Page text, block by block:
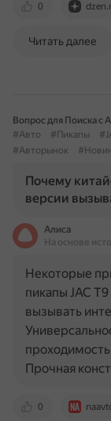
0
Читать далее
Вопрос для Поиска с
#Авто
#Пикапы
#Авторынок
Почему
версии
Алиса
На основе
0
Некоторые
пикапы JAC
вызывать
Прочная